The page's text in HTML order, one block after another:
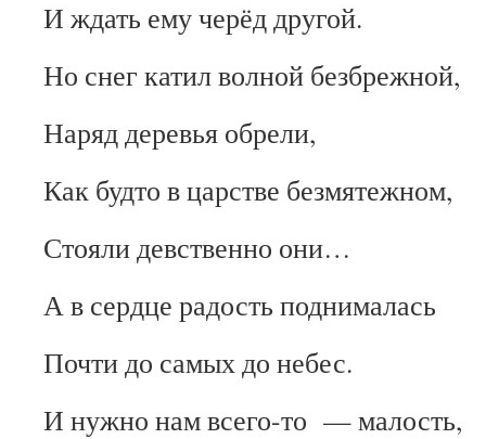
И ждать ему черёд другой.
Но снег катил волной безбрежной,
Наряд деревья обрели,
Как будто в царстве безмятежном,
Стояли девственно они…
А в сердце радость поднималась
Почти до самых до небес.
И нужно нам всего-то — малость,